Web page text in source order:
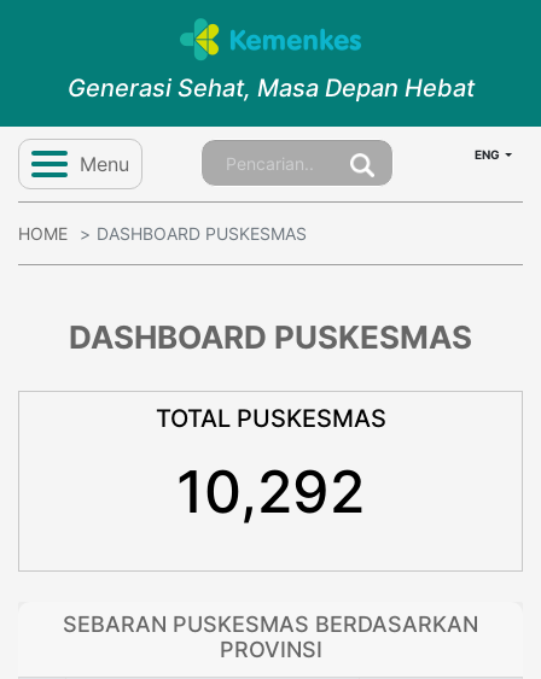
Generasi Sehat, Masa Depan Hebat
Menu ENG
HOME DASHBOARD PUSKESMAS
DASHBOARD PUSKESMAS
TOTAL PUSKESMAS
10,292
SEBARAN PUSKESMAS BERDASARKAN
PROVINSI